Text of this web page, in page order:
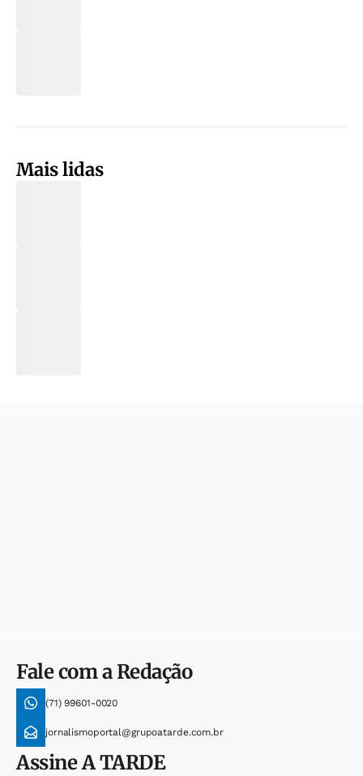
Mais lidas
Fale com a Redação
(71) 99601-0020
jornalismoportal@grupoatarde.com.br
AssineA TARDE